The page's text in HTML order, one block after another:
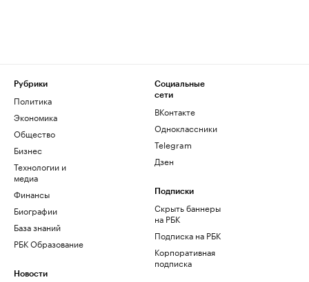
Рубрики
Политика
Экономика
Общество
Бизнес
Технологии и
медиа
Финансы
Биографии
База знаний
РБК Образование
Новости
Социальные
сети
ВКонтакте
Одноклассники
Telegram
Дзен
Подписки
Скрыть баннеры
на РБК
Подписка на РБК
Корпоративная
подписка